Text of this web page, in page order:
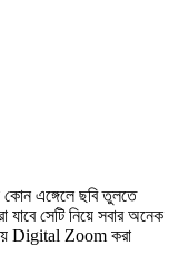
কোন এঙ্গেলে ছবি তুলতে
যাবে সেটি নিয়ে সবার অনেক
Digital Zoom করা